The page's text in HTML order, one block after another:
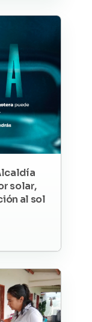
solar,
al sol